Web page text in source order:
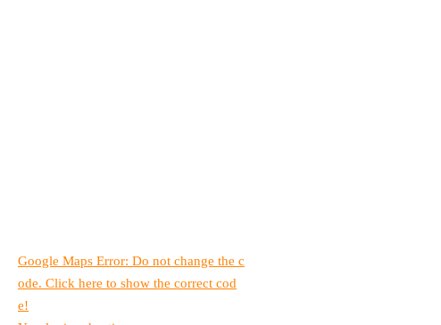
Google Maps Error: Do not change the c
ode. Click here to show the correct cod
e!